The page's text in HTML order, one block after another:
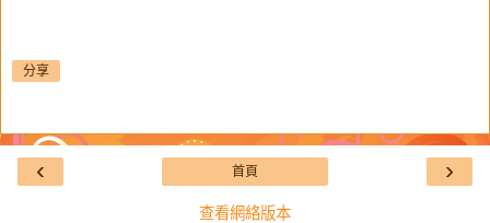
分享
‹ ›
首頁
查看網絡版本